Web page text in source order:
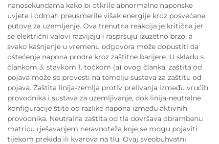
nanosekundama kako bi otkrile abnormalne naponske
uvjete i odmah preusmerile višak energije kroz posvećene
putove za uzemljenje. Ova trenutna reakcija je kritična jer
se električni valovi razvijaju i raspršuju izuzetno brzo, a
svako kašnjenje u vremenu odgovora može dopustiti da
oštećenje napona prodre kroz zaštitne barijere. U skladu s
člankom 3. stavkom 1. točkom (a) ovog članka, zaštita od
pojava može se provesti na temelju sustava za zaštitu od
pojava. Zaštita linija-zemlja protiv prelivanja između vrućih
provodnika i sustava za uzemljivanje, dok linija-neutralne
konfiguracije štite od razlike napona između aktivnih
provodnika. Neutralna zaštita od tla dovršava obrambenu
matricu rješavanjem neravnoteža koje se mogu pojaviti
tijekom prekida ili kvarova na tlu. Ovaj sveobuhvatni